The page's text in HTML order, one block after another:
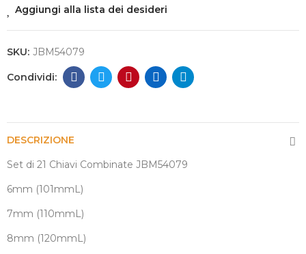
Aggiungi alla lista dei desideri
SKU: JBM54079
DESCRIZIONE
Set di 21 Chiavi Combinate JBM54079
6mm (101mmL)
7mm (110mmL)
8mm (120mmL)